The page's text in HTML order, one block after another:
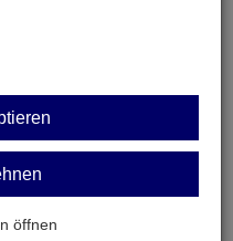
B-BU
Preis je Stück
öffnen